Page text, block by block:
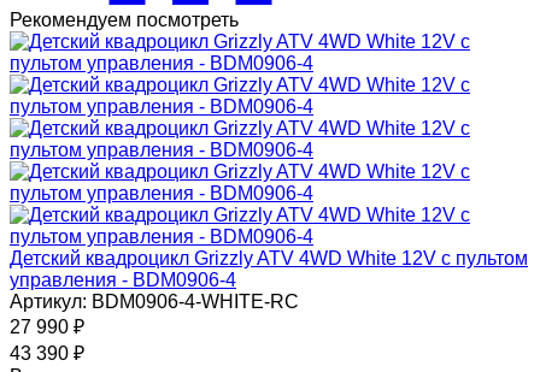
Рекомендуем посмотреть
Детский квадроцикл Grizzly ATV 4WD White 12V с пультом
управления - BDM0906-4
Артикул: BDM0906-4-WHITE-RC
27 990 ₽
43 390 ₽